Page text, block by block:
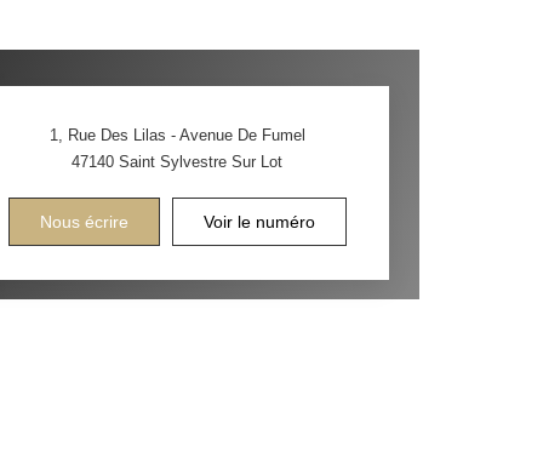
1, Rue Des Lilas - Avenue De Fumel
47140Saint Sylvestre Sur Lot
Nous écrire Voir le numéro